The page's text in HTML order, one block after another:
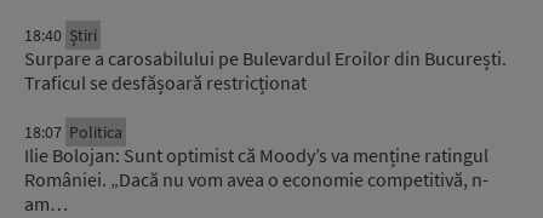
18:40 Știri
Surpare a carosabilului pe Bulevardul Eroilor din București.
Traficul se desfășoară restricționat
18:07 Politica
Ilie Bolojan: Sunt optimist că Moody’s va menține ratingul
României. „Dacă nu vom avea o economie competitivă, n-
am…